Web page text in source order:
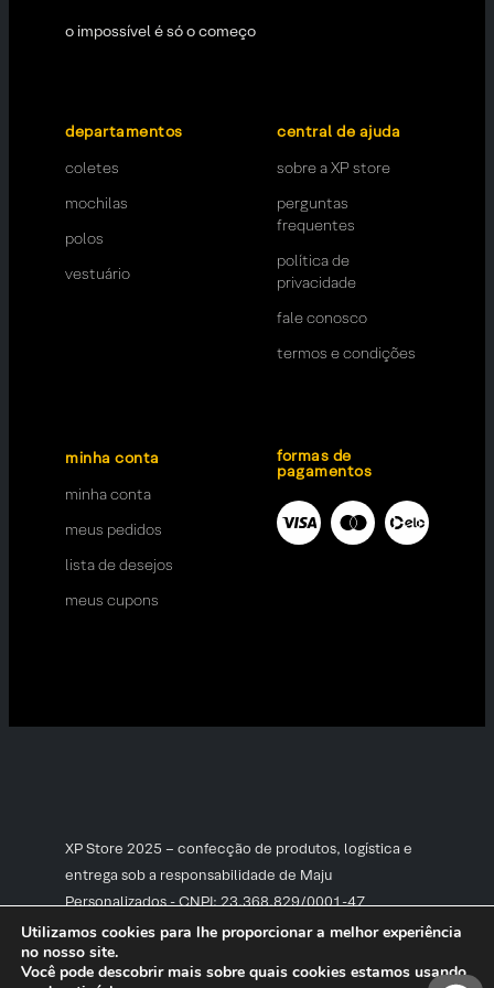
o impossível é só o começo
departamentos
coletes
mochilas
polos
vestuário
central de ajuda
sobre a XP store
perguntas
frequentes
política de
privacidade
fale conosco
termos e condições
minha conta
minha conta
meus pedidos
lista de desejos
meus cupons
formas de
pagamentos
XP Store 2025 – confecção de produtos, logística e
entrega sob a responsabilidade de Maju
Personalizados - CNPJ: 23.368.829/0001-47
Utilizamos cookies para lhe proporcionar a melhor experiência
no nosso site.
Você pode descobrir mais sobre quais cookies estamos usando